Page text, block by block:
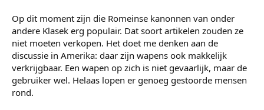
Op dit moment zijn die Romeinse kanonnen van onder
andere Klasek erg populair. Dat soort artikelen zouden ze
niet moeten verkopen. Het doet me denken aan de
discussie in Amerika: daar zijn wapens ook makkelijk
verkrijgbaar. Een wapen op zich is niet gevaarlijk, maar de
gebruiker wel. Helaas lopen er genoeg gestoorde mensen
rond.